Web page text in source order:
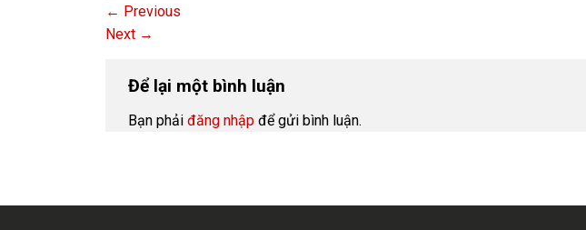
← Previous
Next →
Để lại một bình luận
Bạn phải đăng nhập để gửi bình luận.